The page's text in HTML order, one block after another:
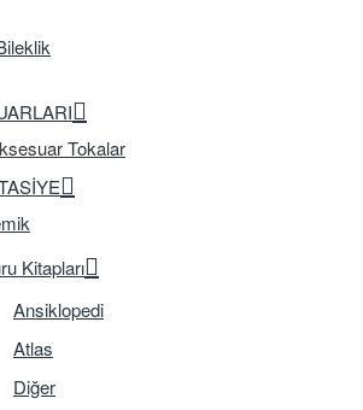
Tokalar
Kitapları
Ansiklopedi
Atlas
Diğer